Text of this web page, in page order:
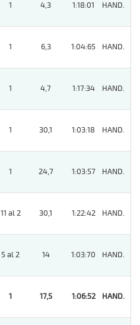
1 4,3 1:18:01 HAND.
1 6,3 1:04:65 HAND.
1 4,7 1:17:34 HAND.
1 30,1 1:03:18 HAND.
1 24,7 1:03:57 HAND.
11 al 2 30,1 1:22:42 HAND.
5 al 2 14 1:03:70 HAND.
1 17,5 1:06:52 HAND.